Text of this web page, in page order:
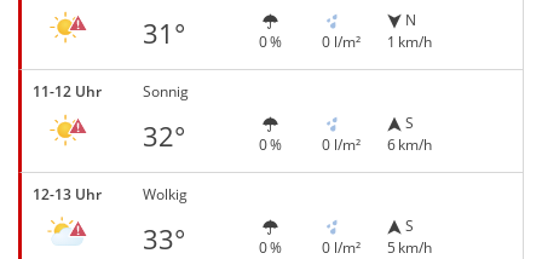
31° 0 % 0 l/m²
N
1 km/h
11-12 Uhr Sonnig
32° 0 % 0 l/m²
S
6 km/h
12-13 Uhr Wolkig
33° 0 % 0 l/m²
S
5 km/h